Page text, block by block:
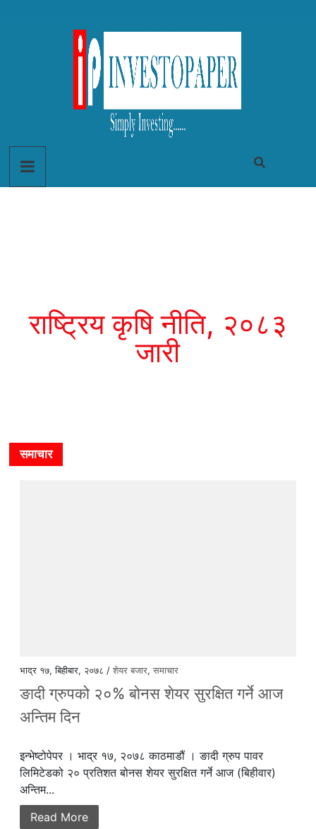
राष्ट्रिय कृषि नीति, २०८३
जारी
समाचार
भाद्र १७, बिहीबार, २०७८ /शेयर बजार,समाचार
ङादी ग्रुपको २०% बोनस शेयर सुरक्षित गर्ने आज
अन्तिम दिन
इन्भेष्टोपेपर । भाद्र १७, २०७८ काठमाडौं । ङादी ग्रुप पावर
लिमिटेडको २० प्रतिशत बोनस शेयर सुरक्षित गर्ने आज (बिहीवार)
अन्तिम...
Read More